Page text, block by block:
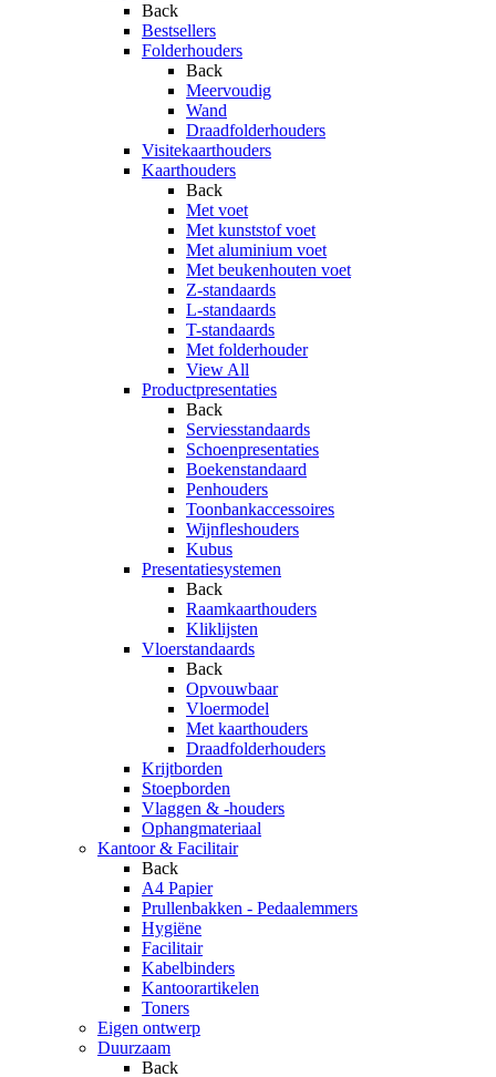
Back
Bestsellers
Folderhouders
Back
Meervoudig
Wand
Draadfolderhouders
Visitekaarthouders
Kaarthouders
Back
Met voet
Met kunststof voet
Met aluminium voet
Met beukenhouten voet
Z-standaards
L-standaards
T-standaards
Met folderhouder
View All
Productpresentaties
Back
Serviesstandaards
Schoenpresentaties
Boekenstandaard
Penhouders
Toonbankaccessoires
Wijnfleshouders
Kubus
Presentatiesystemen
Back
Raamkaarthouders
Kliklijsten
Vloerstandaards
Back
Opvouwbaar
Vloermodel
Met kaarthouders
Draadfolderhouders
Krijtborden
Stoepborden
Vlaggen & -houders
Ophangmateriaal
Kantoor & Facilitair
Back
A4 Papier
Prullenbakken - Pedaalemmers
Hygiëne
Facilitair
Kabelbinders
Kantoorartikelen
Toners
Eigen ontwerp
Duurzaam
Back